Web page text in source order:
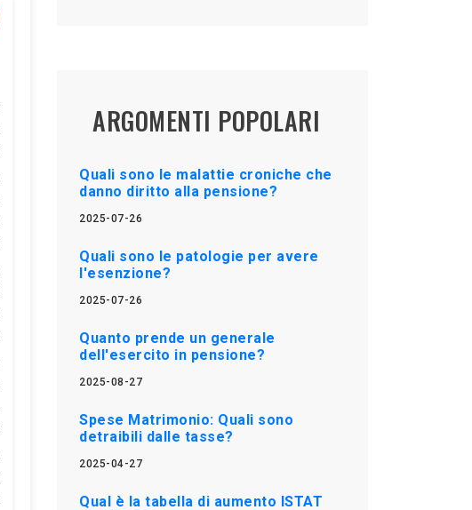
ARGOMENTI POPOLARI
Quali sono le malattie croniche che
danno diritto alla pensione?
2025-07-26
Quali sono le patologie per avere
l'esenzione?
2025-07-26
Quanto prende un generale
dell'esercito in pensione?
2025-08-27
Spese Matrimonio: Quali sono
detraibili dalle tasse?
2025-04-27
Qual è la tabella di aumento ISTAT